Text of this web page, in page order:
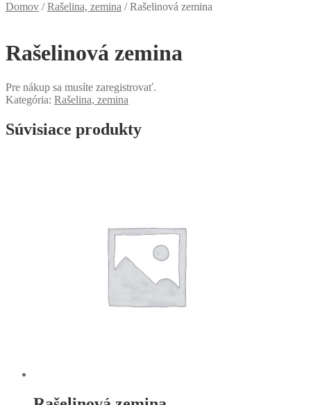
Domov /Rašelina, zemina /Rašelinová zemina
Rašelinová zemina
Pre nákup sa musíte zaregistrovať.
Kategória: Rašelina, zemina
Súvisiace produkty